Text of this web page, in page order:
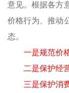
意见。根据各方
价格行为、推动
态。
一是规范价
二是保护经
三是保护消